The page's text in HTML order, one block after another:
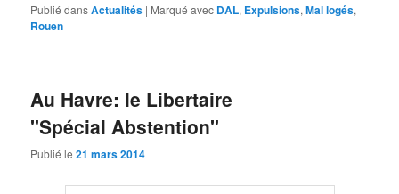
Publié dansActualités | Marqué avec DAL, Expulsions,Mal logés,
Rouen
Au Havre: le Libertaire
"Spécial Abstention"
Publié le21 mars 2014